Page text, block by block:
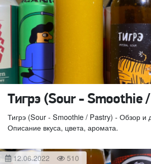
Тигрэ (Sour - Smoothie
Тигрэ (Sour - Smoothie / Pastry) - Обзор и
Описание вкуса, цвета, аромата.
12.06.2022 510